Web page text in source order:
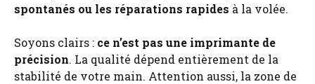
spontanés ou les réparations rapides à la volée.
Soyons clairs : ce n’est pas une imprimante de
précision. La qualité dépend entièrement de la
stabilité de votre main. Attention aussi, la zone de